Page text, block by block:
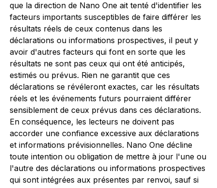
que la direction de Nano One ait tenté d'identifier les
facteurs importants susceptibles de faire différer les
résultats réels de ceux contenus dans les
déclarations ou informations prospectives, il peut y
avoir d'autres facteurs qui font en sorte que les
résultats ne sont pas ceux qui ont été anticipés,
estimés ou prévus. Rien ne garantit que ces
déclarations se révéleront exactes, car les résultats
réels et les événements futurs pourraient différer
sensiblement de ceux prévus dans ces déclarations.
En conséquence, les lecteurs ne doivent pas
accorder une confiance excessive aux déclarations
et informations prévisionnelles. Nano One décline
toute intention ou obligation de mettre à jour l'une ou
l'autre des déclarations ou informations prospectives
qui sont intégrées aux présentes par renvoi, sauf si